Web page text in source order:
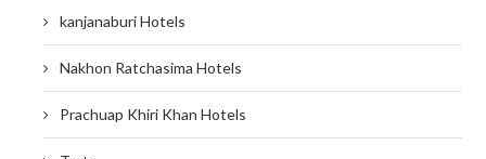
kanjanaburi Hotels
Nakhon Ratchasima Hotels
Prachuap Khiri Khan Hotels